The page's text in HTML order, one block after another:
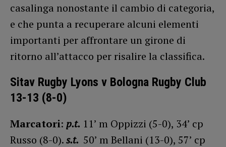
casalinga nonostante il cambio di categoria,
e che punta a recuperare alcuni elementi
importanti per affrontare un girone di
ritorno all’attacco per risalire la classifica.
Sitav Rugby Lyons v Bologna Rugby Club
13-13 (8-0)
Marcatori: p.t. 11’ m Oppizzi (5-0), 34’ cp
Russo (8-0).s.t. 50’ m Bellani (13-0), 57’ cp